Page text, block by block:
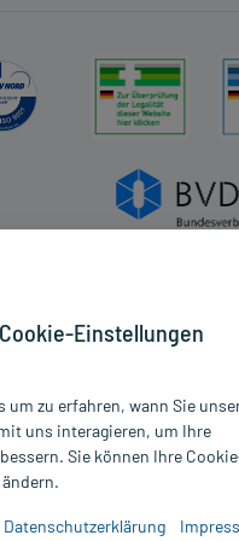
ggf. zzgl. Versandkosten
Website werden
durch einen Arzt.
Einstellungen
um zu erfahren, wann Sie
uns interagieren, um Ihre
Sie können Ihre
Datenschutzerklärung